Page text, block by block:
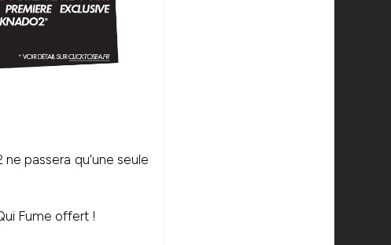
passera qu’une seule
Fume offert !